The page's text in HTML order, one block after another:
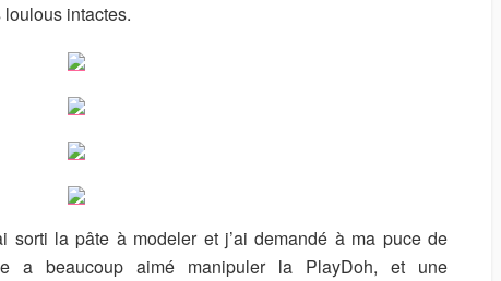
intactes.
sorti la pâte à modeler et j’ai demandé à ma puce de
a beaucoup aimé manipuler la PlayDoh, et une